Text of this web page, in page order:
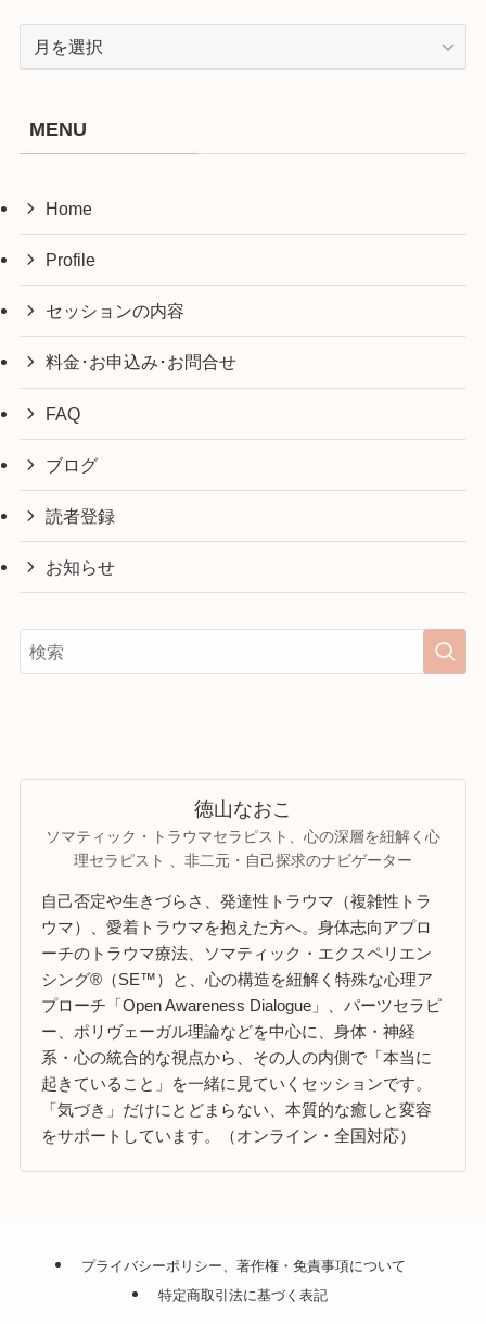
カ
ブ
MENU
Home
Profile
セッションの内容
料金･お申込み･お問合せ
FAQ
ブログ
読者登録
お知らせ
徳山なおこ
ソマティック・トラウマセラピスト、心の深層を紐解く心
理セラピスト 、非二元・自己探求のナビゲーター
自己否定や生きづらさ、発達性トラウマ（複雑性トラ
ウマ）、愛着トラウマを抱えた方へ。身体志向アプロ
ーチのトラウマ療法、ソマティック・エクスペリエン
シング®（SE™）と、心の構造を紐解く特殊な心理ア
プローチ「Open Awareness Dialogue」、パーツセラピ
ー、ポリヴェーガル理論などを中心に、身体・神経
系・心の統合的な視点から、その人の内側で「本当に
起きていること」を一緒に見ていくセッションです。
「気づき」だけにとどまらない、本質的な癒しと変容
をサポートしています。（オンライン・全国対応）
プライバシーポリシー、著作権・免責事項について
特定商取引法に基づく表記